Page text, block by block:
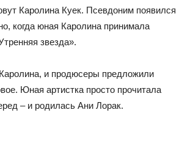
Каролина Куек. Псевдоним появился
когда юная Каролина принимала
звезда».
и продюсеры предложили
Юная артистка просто прочитала
– и родилась Ани Лорак.